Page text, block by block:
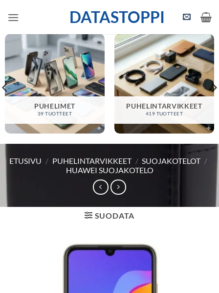
DATASTOPPI
PUHELIMET
39 TUOTTEET
PUHELINTARVIKKEET
419 TUOTTEET
ETUSIVU / PUHELINTARVIKKEET / SUOJAKOTELOT /
HUAWEI SUOJAKOTELO
SUODATA